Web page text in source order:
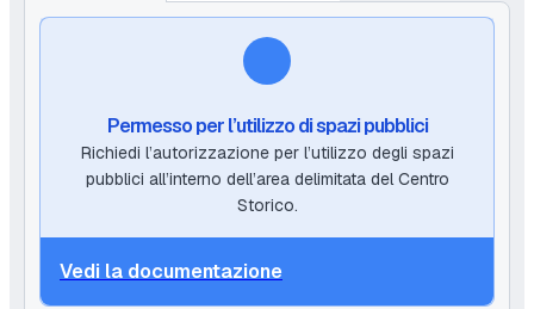
Permesso per l’utilizzo di spazi pubblici
Richiedi l’autorizzazione per l’utilizzo degli spazi
pubblici all’interno dell’area delimitata del Centro
Storico.
Vedi la documentazione